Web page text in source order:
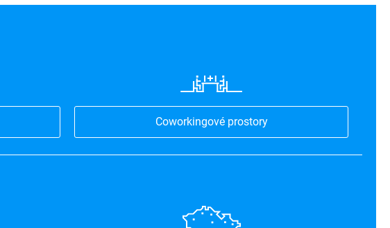
Coworkingové prostory